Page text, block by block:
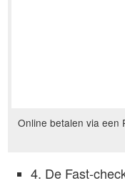
Online betalen via een
4. De Fast-